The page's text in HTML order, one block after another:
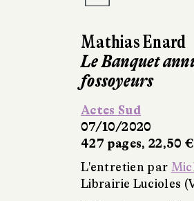
Mathias Enard
Le Banquet
fossoyeurs
Actes Sud
07/10/2020
427 pages, 22,50 €
L'entretien par
Librairie Lucioles